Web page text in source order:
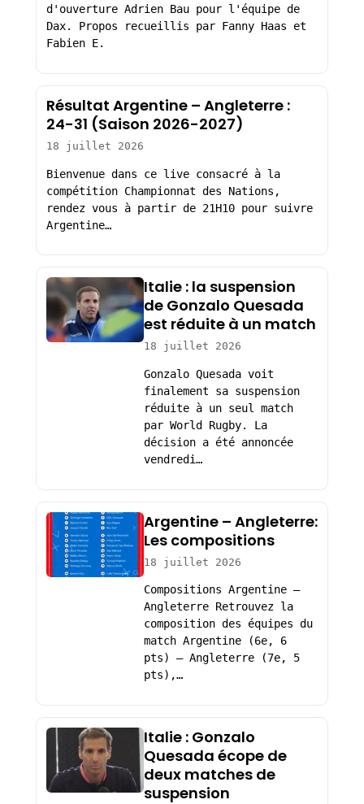
d'ouverture Adrien Bau pour l'équipe de
Dax. Propos recueillis par Fanny Haas et
Fabien E.
Résultat Argentine – Angleterre :
24-31 (Saison 2026-2027)
18 juillet 2026
Bienvenue dans ce live consacré à la
compétition Championnat des Nations,
rendez vous à partir de 21H10 pour suivre
Argentine…
Italie : la suspension
de Gonzalo Quesada
est réduite à un match
18 juillet 2026
Gonzalo Quesada voit
finalement sa suspension
réduite à un seul match
par World Rugby. La
décision a été annoncée
vendredi…
Argentine – Angleterre:
Les compositions
18 juillet 2026
Compositions Argentine –
Angleterre Retrouvez la
composition des équipes du
match Argentine (6e, 6
pts) – Angleterre (7e, 5
pts),…
Italie : Gonzalo
Quesada écope de
deux matches de
suspension